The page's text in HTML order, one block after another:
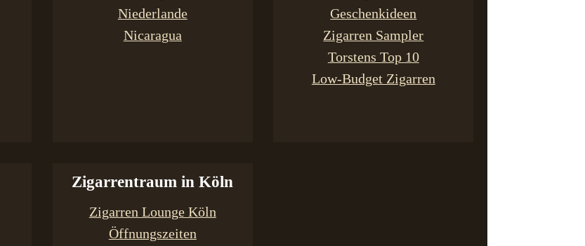
Niederlande
Nicaragua
Geschenkideen
Zigarren Sampler
Torstens Top 10
Low-Budget Zigarren
Zigarrentraum in Köln
Zigarren Lounge Köln
Öffnungszeiten